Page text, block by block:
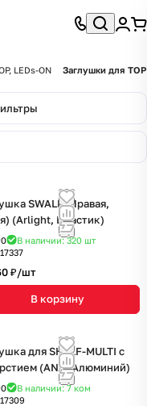
LEDs-ON Заглушки для TOP
SWALL (Правая,
(Arlight, Пластик)
0 В наличии: 320 шт
₽/шт
В корзину
для SHELF-MULTI с
(ANR, Алюминий)
0 В наличии: 7ком